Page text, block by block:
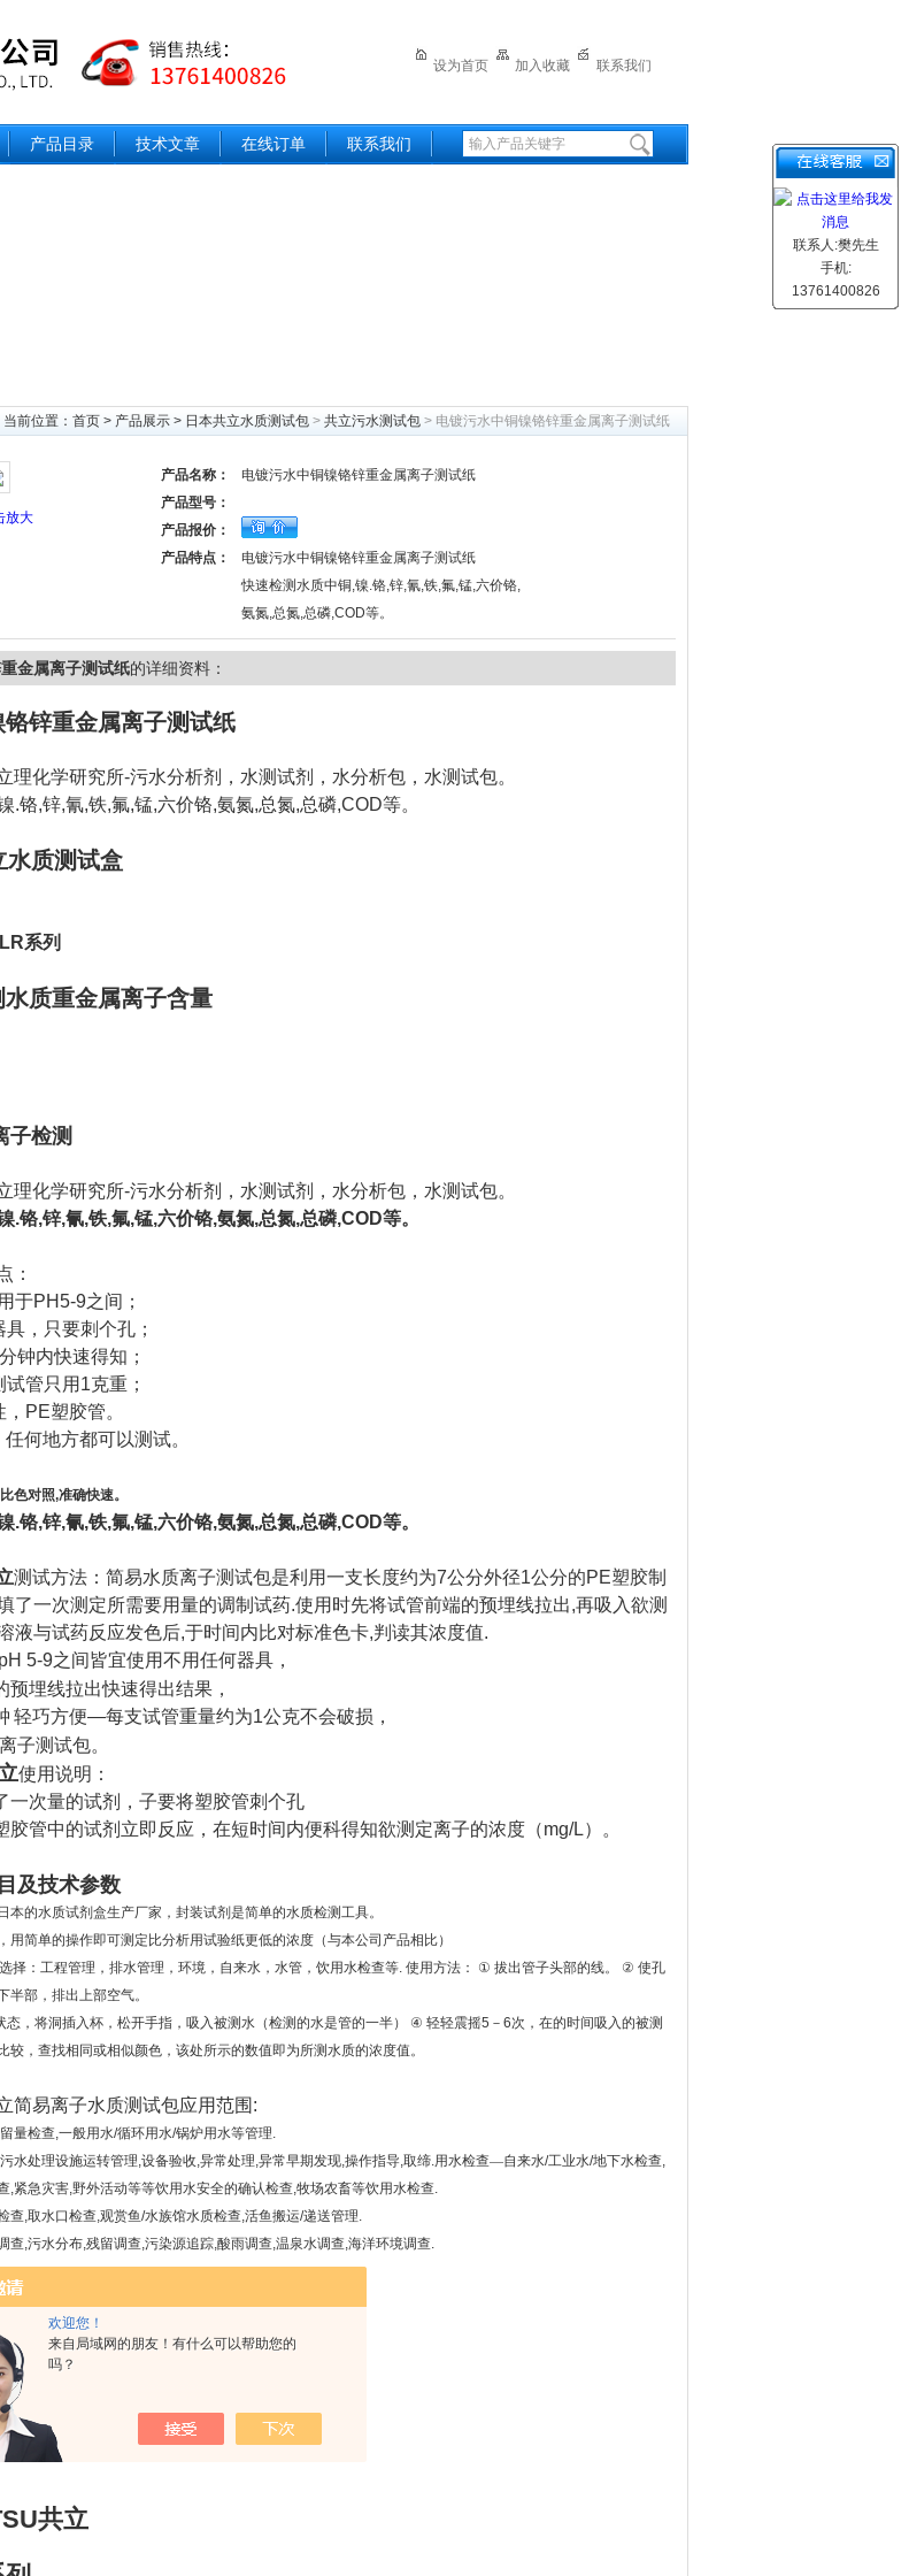
欢迎您！
来自局域网的朋友！有什么可以帮助您的
吗？
设为首页 加入收藏 联系我们
产品目录 技术文章 在线订单 联系我们
当前位置： 首页 > 产品展示 > 日本共立水质测试包 > 共立污水测试包 > 电镀污水中铜镍铬锌重金属离子测试纸
放大
产品名称：
电镀污水中铜镍铬锌重金属离子测试纸
产品型号：
产品报价：
产品特点：
电镀污水中铜镍铬锌重金属离子测试纸
快速检测水质中铜,镍.铬,锌,氰,铁,氟,锰,六价铬,
氨氮,总氮,总磷,COD等。
金属离子测试纸的详细资料：
锌重金属离子测试纸
理化学研究所-污水分析剂，水测试剂，水分析包，水测试包。
.铬,锌,氰,铁,氟,锰,六价铬,氨氮,总氮,总磷,COD等。
水质测试盒
系列
质重金属离子含量
子检测
理化学研究所-污水分析剂，水测试剂，水分析包，水测试包。
.铬,锌,氰,铁,氟,锰,六价铬,氨氮,总氮,总磷,COD等。
：
于PH5-9之间；
，只要刺个孔；
分钟内快速得知；
试管只用 1克重；
PE塑胶管。
何地方都可以测试。
色对照,准确快速。
.铬,锌,氰,铁,氟,锰,六价铬,氨氮,总氮,总磷,COD等。
测试方法：简易水质离子测试包是利用一支长度约为7公分外径1公分的PE塑胶制
了一次测定所需要用量的调制试药.使用时先将试管前端的预埋线拉出,再吸入欲测
液与试药反应发色后,于时间内比对标准色卡,判读其浓度值.
5-9之间皆宜使用不用任何器具，
预埋线拉出快速得出结果，
轻巧方便—每支试管重量约为1公克不会破损，
子测试包。
使用说明：
一次量的试剂，子要将塑胶管刺个孔
胶管中的试剂立即反应，在短时间内便科得知欲测定离子的浓度（mg/L）。
及技术参数
本的水质试剂盒生产厂家，封装试剂是简单的水质检测工具。
用简单的操作即可测定比分析用试验纸更低的浓度（与本公司产品相比）
择：工程管理，排水管理，环境，自来水，水管，饮用水检查等. 使用方法： ① 拔出管子头部的线。 ② 使孔
半部，排出上部空气。
态，将洞插入杯，松开手指，吸入被测水（检测的水是管的一半） ④ 轻轻震摇5 － 6次，在的时间吸入的被测
较，查找相同或相似颜色，该处所示的数值即为所测水质的浓度值。
简易离子水质测试包应用范围 :
量检查,一般用水/循环用水/锅炉用水等管理.
污水处理设施运转管理,设备验收,异常处理,异常早期发现,操作指导,取缔.用水检查—自来水/工业水/地下水检查,
,紧急灾害,野外活动等等饮用水安全的确认检查,牧场农畜等饮用水检查.
查,取水口检查,观赏鱼/水族馆水质检查,活鱼搬运/递送管理.
查,污水分布,残留调查,污染源追踪,酸雨调查,温泉水调查,海洋环境调查.
锌重金属离子测试纸
共立
联系人:樊先生
手机:
13761400826